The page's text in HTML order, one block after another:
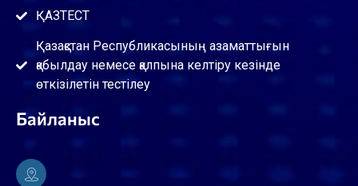
ҚАЗТЕСТ
Қазақстан Республикасының азаматтығын
қабылдау немесе қалпына келтіру кезінде
өткізілетін тестілеу
Байланыс